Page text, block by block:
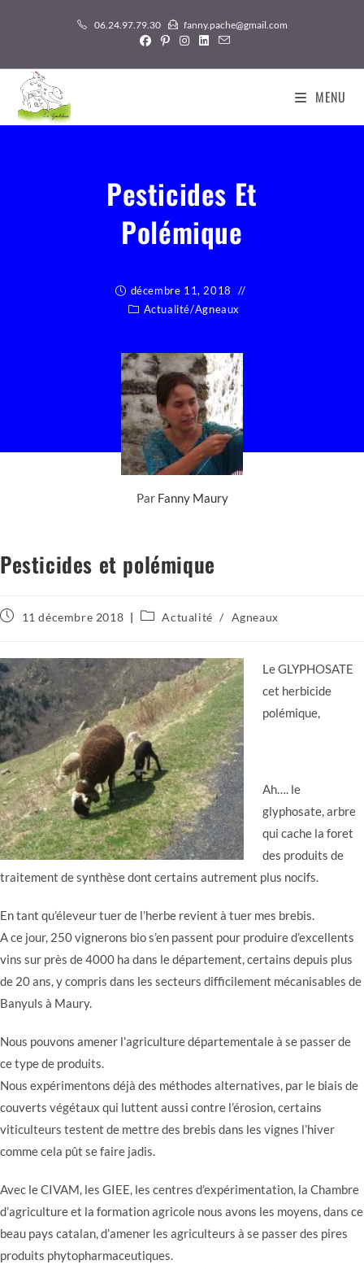
06.24.97.79.30 fanny.pache@gmail.com
MENU
Pesticides Et
Polémique
décembre 11, 2018
Actualité/Agneaux
Par Fanny Maury
Pesticides et polémique
Publication
11 décembre 2018
PostActualité / Agneaux
Le GLYPHOSATE
cet herbicide
polémique,
Ah…. le
glyphosate, arbre
qui cache la foret
des produits de
traitement de synthèse dont certains autrement plus nocifs.
En tant qu’éleveur tuer de l’herbe revient à tuer mes brebis.
A ce jour, 250 vignerons bio s’en passent pour produire d’excellents
vins sur près de 4000 ha dans le département, certains depuis plus
de 20 ans, y compris dans les secteurs difficilement mécanisables de
Banyuls à Maury.
Nous pouvons amener l’agriculture départementale à se passer de
ce type de produits.
Nous expérimentons déjà des méthodes alternatives, par le biais de
couverts végétaux qui luttent aussi contre l’érosion, certains
viticulteurs testent de mettre des brebis dans les vignes l’hiver
comme cela pût se faire jadis.
Avec le CIVAM, les GIEE, les centres d’expérimentation, la Chambre
d’agriculture et la formation agricole nous avons les moyens, dans ce
beau pays catalan, d’amener les agriculteurs à se passer des pires
produits phytopharmaceutiques.